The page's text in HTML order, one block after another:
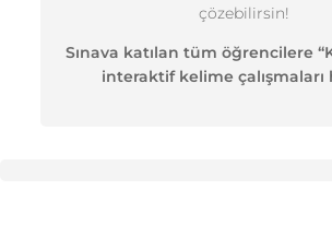
çözebilirsin!
Sınava katılan tüm öğrencilere
interaktif kelime çalışmaları